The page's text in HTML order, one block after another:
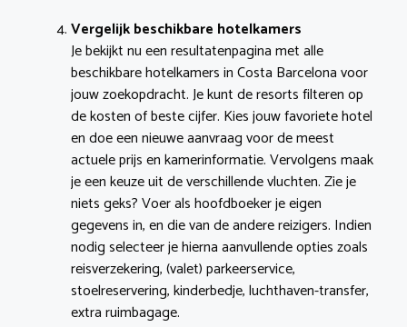
Vergelijk beschikbare hotelkamers
Je bekijkt nu een resultatenpagina met alle
beschikbare hotelkamers in Costa Barcelona voor
jouw zoekopdracht. Je kunt de resorts filteren op
de kosten of beste cijfer. Kies jouw favoriete hotel
en doe een nieuwe aanvraag voor de meest
actuele prijs en kamerinformatie. Vervolgens maak
je een keuze uit de verschillende vluchten. Zie je
niets geks? Voer als hoofdboeker je eigen
gegevens in, en die van de andere reizigers. Indien
nodig selecteer je hierna aanvullende opties zoals
reisverzekering, (valet) parkeerservice,
stoelreservering, kinderbedje, luchthaven-transfer,
extra ruimbagage.